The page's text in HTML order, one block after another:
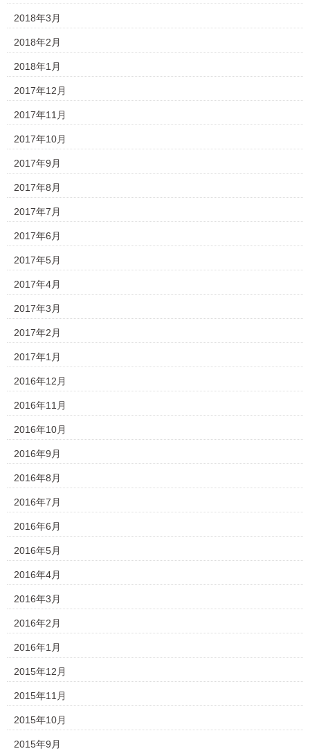
2018年3月
2018年2月
2018年1月
2017年12月
2017年11月
2017年10月
2017年9月
2017年8月
2017年7月
2017年6月
2017年5月
2017年4月
2017年3月
2017年2月
2017年1月
2016年12月
2016年11月
2016年10月
2016年9月
2016年8月
2016年7月
2016年6月
2016年5月
2016年4月
2016年3月
2016年2月
2016年1月
2015年12月
2015年11月
2015年10月
2015年9月